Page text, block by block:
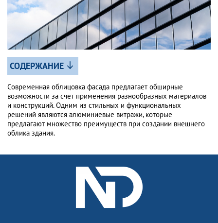
СОДЕРЖАНИЕ
Современная облицовка фасада предлагает обширные
возможности за счёт применения разнообразных материалов
и конструкций. Одним из стильных и функциональных
решений являются алюминиевые витражи, которые
предлагают множество преимуществ при создании внешнего
облика здания.